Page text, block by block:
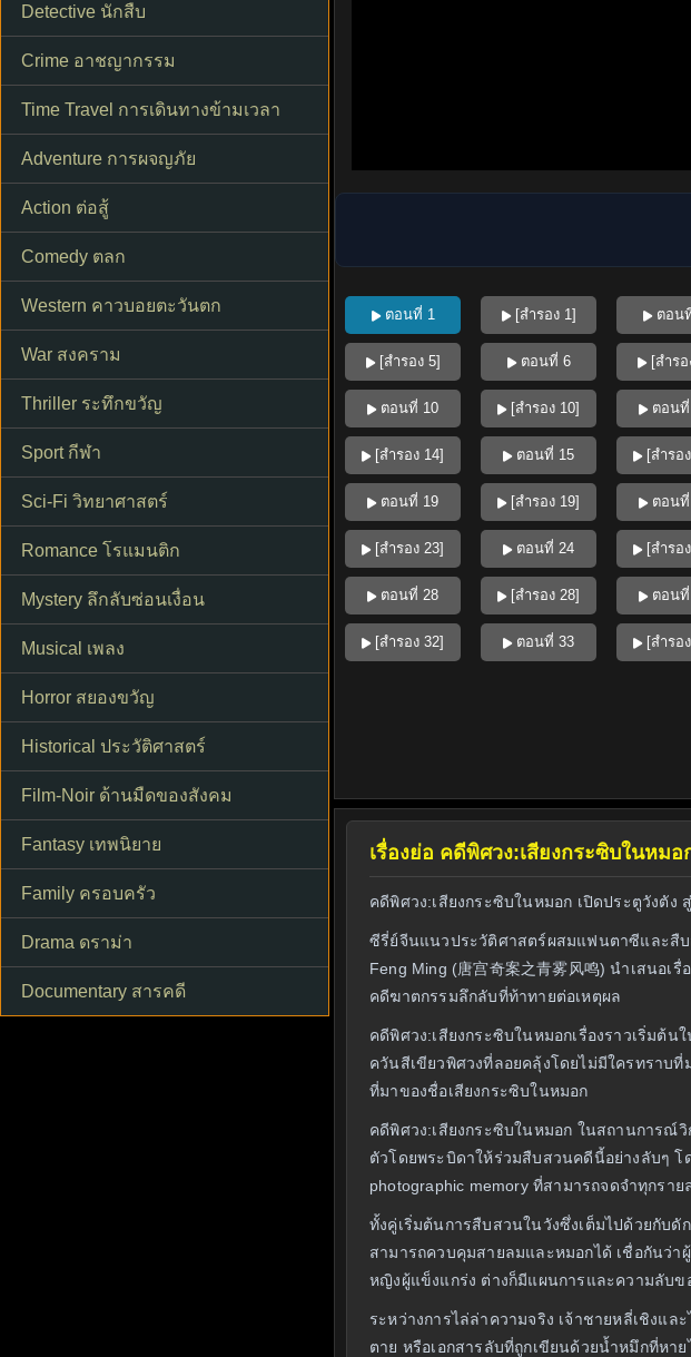
Detective นักสืบ
Crime อาชญากรรม
Time Travel การเดินทางข้ามเวลา
Adventure การผจญภัย
Action ต่อสู้
Comedy ตลก
Western คาวบอยตะวันตก
War สงคราม
Thriller ระทึกขวัญ
Sport กีฬา
Sci-Fi วิทยาศาสตร์
Romance โรแมนติก
Mystery ลึกลับซ่อนเงื่อน
Musical เพลง
Horror สยองขวัญ
Historical ประวัติศาสตร์
Film-Noir ด้านมืดของสังคม
Fantasy เทพนิยาย
Family ครอบครัว
Drama ดราม่า
Documentary สารคดี
ตอนที่ 1 [สำรอง 1] ตอน
[สำรอง 5] ตอนที่ 6 [สำรอ
ตอนที่ 10 [สำรอง 10] ตอนที่
[สำรอง 14] ตอนที่ 15 [สำรอ
ตอนที่ 19 [สำรอง 19] ตอนที่
[สำรอง 23] ตอนที่ 24 [สำรอ
ตอนที่ 28 [สำรอง 28] ตอนที่
[สำรอง 32] ตอนที่ 33 [สำรอ
เรื่องย่อ คดีพิศวง:เสียงกระซิบในหม
คดีพิศวง:เสียงกระซิบในหมอก เปิดประตูวังตั
ซีรี่ย์จีนแนวประวัติศาสตร์ผสมแฟนตาซีและสืบ
Feng Ming (唐宫奇案之青雾风鸣) นำเสนอ
คดีฆาตกรรมลึกลับที่ท้าทายต่อเหตุผล
คดีพิศวง:เสียงกระซิบในหมอกเรื่องราวเริ่มต้
ควันสีเขียวพิศวงที่ลอยคลุ้งโดยไม่มีใครทราบ
ที่มาของชื่อเสียงกระซิบในหมอก
คดีพิศวง:เสียงกระซิบในหมอก ในสถานการณ์
ตัวโดยพระบิดาให้ร่วมสืบสวนคดีนี้อย่างลับๆ โ
photographic memory ที่สามารถจดจำทุกรา
ทั้งคู่เริ่มต้นการสืบสวนในวังซึ่งเต็มไปด้วยกับ
สามารถควบคุมสายลมและหมอกได้ เชื่อกันว่
หญิงผู้แข็งแกร่ง ต่างก็มีแผนการและความลับข
ระหว่างการไล่ล่าความจริง เจ้าชายหลี่เชิงแ
ตาย หรือเอกสารลับที่ถูกเขียนด้วยน้ำหมึกที่หา